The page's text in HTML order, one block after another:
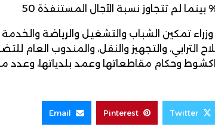
وزراء تمكين الشباب والتشغيل والرياضة والخدمة
الترابي، والتجهيز والنقل، والمندوب العام
Twitter
Pinterest
Email